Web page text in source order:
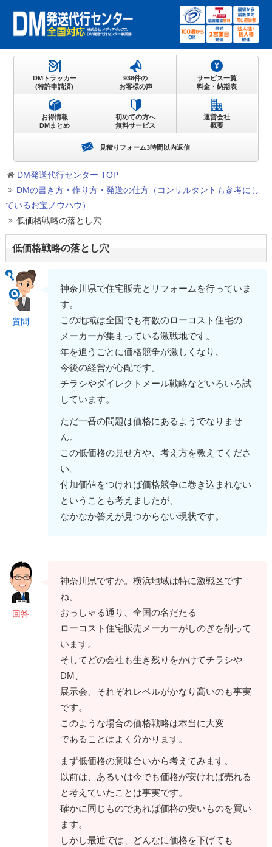
DM発送代行センター TOP
DMの書き方・作り方・発送の仕方（コンサルタントも参考にし
ているお宝ノウハウ）
低価格戦略の落とし穴
低価格戦略の落とし穴
質問
神奈川県で住宅販売とリフォームを行っていま
す。
この地域は全国でも有数のローコスト住宅の
メーカーが集まっている激戦地です。
年を追うごとに価格競争が激しくなり、
今後の経営が心配です。
チラシやダイレクトメール戦略などいろいろ試
しています。
ただ一番の問題は価格にあるようでなりませ
ん。
この低価格の見せ方や、考え方を教えてくださ
い。
付加価値をつければ価格競争に巻き込まれない
ということも考えましたが、
なかなか答えが見つからない現状です。
回答
神奈川県ですか。横浜地域は特に激戦区です
ね。
おっしゃる通り、全国の名だたる
ローコスト住宅販売メーカーがしのぎを削って
います。
そしてどの会社も生き残りをかけてチラシや
DM、
展示会、それぞれレベルがかなり高いのも事実
です。
このような場合の価格戦略は本当に大変
であることはよく分かります。
まず低価格の意味合いから考えてみます。
以前は、あるいは今でも価格が安ければ売れる
と考えていたことは事実です。
確かに同じものであれば価格の安いものを買い
ます。
しかし最近では、どんなに価格を下げても
DMトラッカー
(特許申請済)
938件の
お客様の声
サービス一覧
料金・納期表
お得情報
DMまとめ
初めての方へ
無料サービス
運営会社
概要
見積りフォーム3時間以内返信